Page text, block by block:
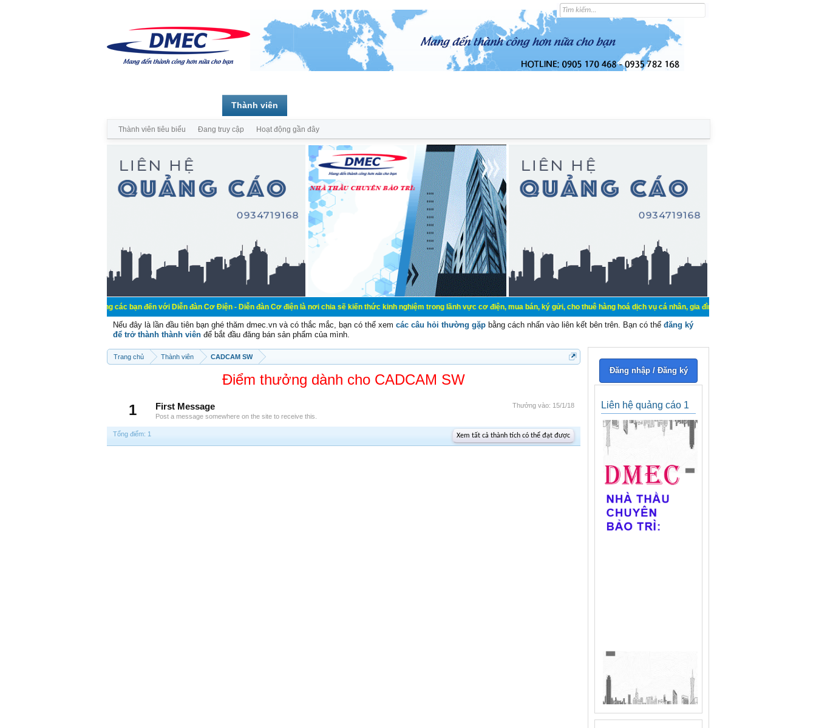
Chào mừng các bạn đến với Diễn đàn Cơ Điện - Diễn đàn Cơ điện là nơi chia sẽ kiến thức kinh nghiệm trong lãnh vực cơ điện, mua bán, ký gửi, cho thuê hàng hoá dịch vụ cá nhân, gia đình. Mua bán, ký gửi, cho thuê thiết bị
Nếu đây là lần đầu tiên bạn ghé thăm dmec.vn và có thắc mắc, bạn có thể xem các câu hỏi thường gặp bằng cách nhấn vào liên kết bên trên. Bạn có thể đăng ký
để trở thành thành viên để bắt đầu đăng bán sản phẩm của mình.
Trang chủ Thành viên CADCAM SW
Điểm thưởng dành cho CADCAM SW
1
Thưởng vào: 15/1/18
First Message
Post a message somewhere on the site to receive this.
Tổng điểm: 1 Xem tất cả thành tích có thể đạt được
Đăng nhập / Đăng ký
Liên hệ quảng cáo 1
Thành viên
Thành viên tiêu biểu Đang truy cập Hoạt động gần đây